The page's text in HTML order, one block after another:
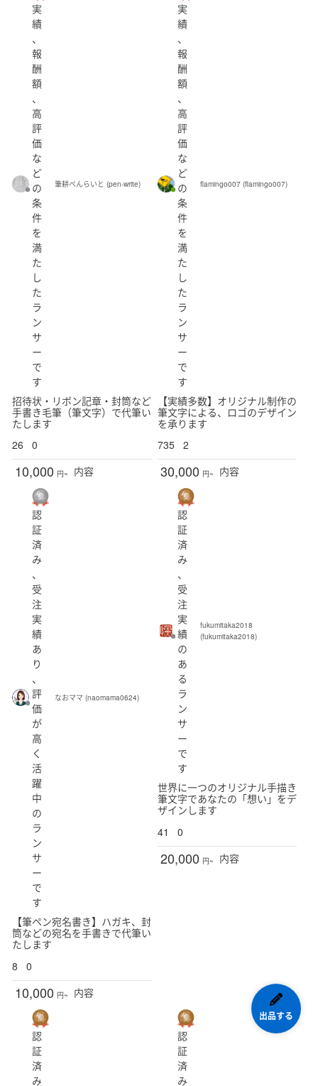
実
績
、
報
酬
額
、
高
評
価
な
ど
の
条
件
を
満
た
し
た
ラ
ン
サ
ー
で
す
筆耕ぺんらいと (pen-write)
招待状・リボン記章・封筒など
手書き毛筆（筆文字）で代筆い
たします
26
0
10,000 円~ 内容
実
績
、
報
酬
額
、
高
評
価
な
ど
の
条
件
を
満
た
し
た
ラ
ン
サ
ー
で
す
flamingo007 (flamingo007)
【実績多数】オリジナル制作の
筆文字による、ロゴのデザイン
を承ります
735
2
30,000 円~ 内容
認
証
済
み
、
受
注
実
績
あ
り
、
評
価
が
高
く
活
躍
中
の
ラ
ン
サ
ー
で
す
なおママ (naomama0624)
【筆ペン宛名書き】ハガキ、封
筒などの宛名を手書きで代筆い
たします
8
0
10,000 円~ 内容
認
証
済
み
、
受
注
実
績
の
あ
る
ラ
ン
サ
ー
で
す
fukumitaka2018
(fukumitaka2018)
世界に一つのオリジナル手描き
筆文字であなたの「想い」をデ
ザインします
41
0
20,000 円~ 内容
認
証
済
み
認
証
済
み
出品する